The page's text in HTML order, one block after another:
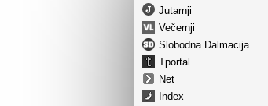
Jutarnji
Večernji
Slobodna Dalmacija
Tportal
Net
Index